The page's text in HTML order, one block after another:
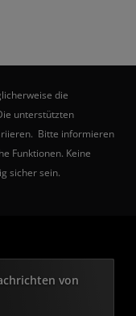
die
unterstützten
Bitte informieren
Funktionen. Keine
sicher sein.
von